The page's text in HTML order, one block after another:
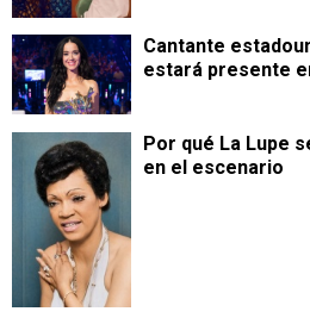
Cantante
estará presente
Por qué La Lupe
en el escenario